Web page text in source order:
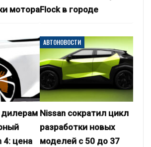
мотораFlock в городе
дилерам
4: цена
АВТОНОВОСТИ
Nissan сократил цикл
разработки новых
моделей с 50 до 37